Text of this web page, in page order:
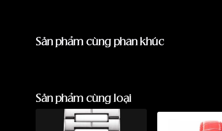
Sản phẩm cùng phân khúc
Sản phẩm cùng loại